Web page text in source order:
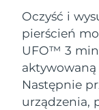
Oczyść i
pierścień
UFO™ 3
Następnie
urządzenia,